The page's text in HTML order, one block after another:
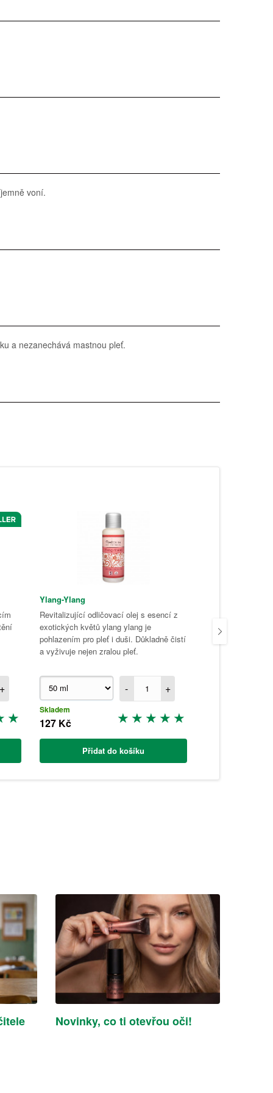
voní.
a nezanechává mastnou pleť.
+
Ylang-Ylang
Revitalizující odličovací olej s esencí z
exotických květů ylang ylang je
pohlazením pro pleť i duši. Důkladně čistí
a vyživuje nejen zralou pleť.
- +
Skladem
127 Kč
Přidat do košíku
suchou a citlivou
dřevo s
Novinky, co ti otevřou oči!